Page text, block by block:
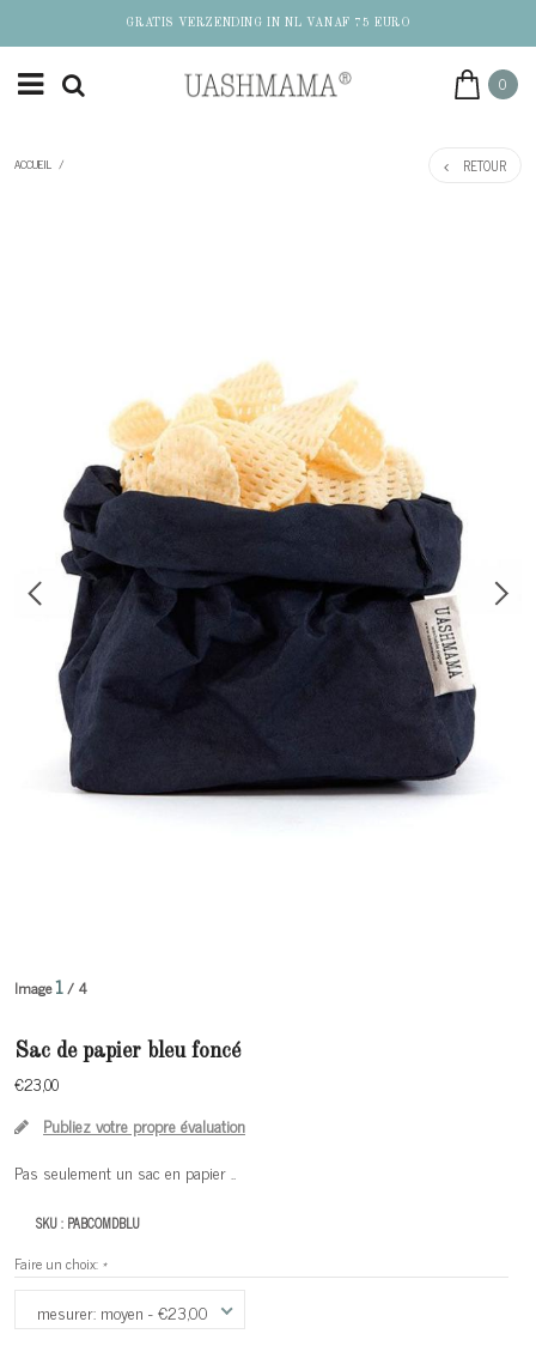
GRATIS VERZENDING IN NL VANAF 75 EURO
0
ACCUEIL / RETOUR
Image1/ 4
Sac de papier bleu foncé
€23,00
Publiez votre propre évaluation
Pas seulement un sac en papier ..
SKU : PABCOMDBLU
Faire un choix: *
mesurer: moyen - €23,00